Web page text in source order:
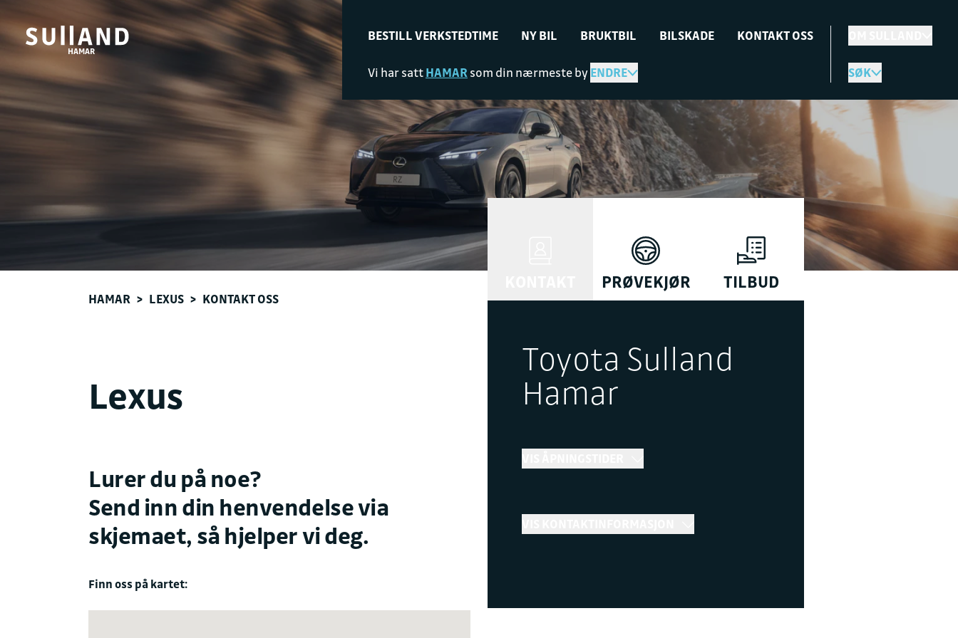
HAMAR
BESTILL VERKSTEDTIME NY BIL BRUKTBIL BILSKADE KONTAKT OSS
Vi har sattHAMAR som din nærmeste byENDRE SØK
HAMAR > LEXUS > KONTAKT OSS
Lexus
Lurer du på noe?
Send inn din henvendelse via
skjemaet, så hjelper vi deg.
Finn oss på kartet:
PRØVEKJØR TILBUD
Toyota Sulland
Hamar
←Stenger snart Stenger 16:30
Verksted